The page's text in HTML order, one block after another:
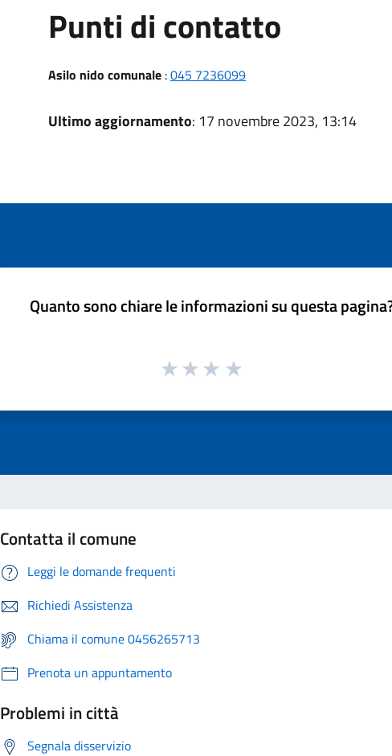
Punti di contatto
Asilo nido comunale:045 7236099
Ultimo aggiornamento: 17 novembre 2023, 13:14
Quanto sono chiare le informazioni su questa
Contatta il comune
Leggi le domande frequenti
Richiedi Assistenza
Chiama il comune 0456265713
Prenota un appuntamento
Problemi in città
Segnala disservizio